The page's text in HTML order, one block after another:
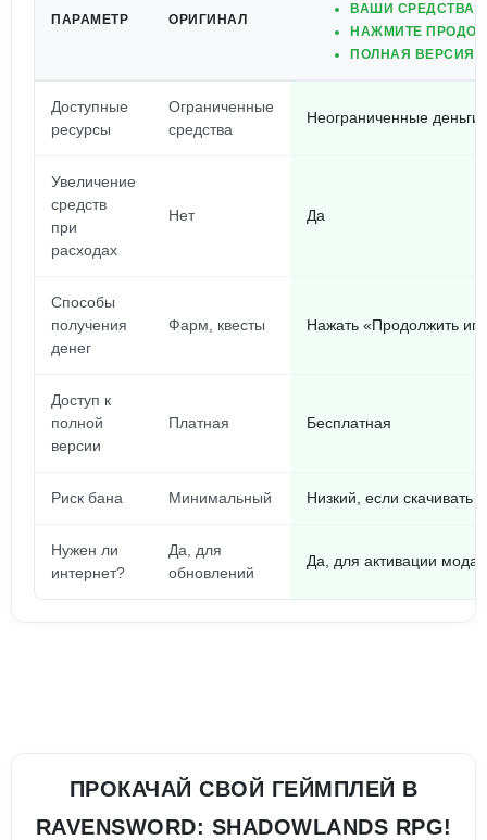
ПАРАМЕТР ОРИГИНАЛ
ВАШИ СРЕДСТВА
НАЖМИТЕ
ПОЛНАЯ ВЕРСИЯ
Доступные
ресурсы
Ограниченные
средства
Неограниченные деньги
Увеличение
средств
при
расходах
Нет Да
Способы
получения
денег
Фарм, квесты Нажать «Продолжить
Доступ к
полной
версии
Платная Бесплатная
Риск бана Минимальный Низкий, если скачивать
Нужен ли
интернет?
Да, для
обновлений
Да, для активации мода
ПРОКАЧАЙ СВОЙ ГЕЙМПЛЕЙ В
RAVENSWORD: SHADOWLANDS RPG!